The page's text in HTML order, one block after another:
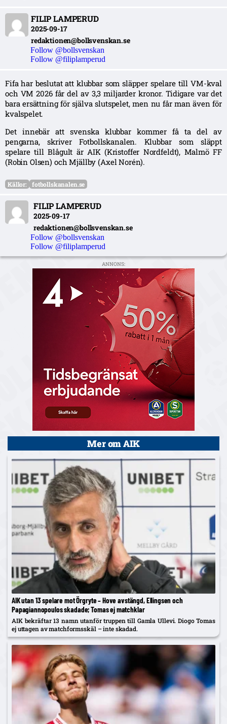
FILIP LAMPERUD
2025-09-17
redaktionen@bollsvenskan.se
Follow @bollsvenskan
Follow @filiplamperud
Fifa har beslutat att klubbar som släpper spelare till VM-kval
och VM 2026 får del av 3,3 miljarder kronor. Tidigare var det
bara ersättning för själva slutspelet, men nu får man även för
kvalspelet.
Det innebär att svenska klubbar kommer få ta del av
pengarna, skriver Fotbollskanalen. Klubbar som släppt
spelare till Blågult är AIK (Kristoffer Nordfeldt), Malmö FF
(Robin Olsen) och Mjällby (Axel Norén).
Källor: fotbollskanalen.se
FILIP LAMPERUD
2025-09-17
redaktionen@bollsvenskan.se
Follow @bollsvenskan
Follow @filiplamperud
ANNONS:
Mer om AIK
AIK utan 13 spelare mot Örgryte – Hove avstängd, Ellingsen och
Papagiannopoulos skadade; Tomas ej matchklar
AIK bekräftar 13 namn utanför truppen till Gamla Ullevi. Diogo Tomas
ej uttagen av matchformsskäl – inte skadad.